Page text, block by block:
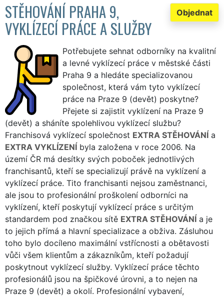
Objednat
STĚHOVÁNÍ PRAHA 9,
VYKLÍZECÍ PRÁCE A SLUŽBY
Potřebujete sehnat odborníky na kvalitní
a levné vyklízecí práce v městské části
Praha 9 a hledáte specializovanou
společnost, která vám tyto vyklízecí
práce na Praze 9 (devět) poskytne?
Přejete si zajistit vyklízení na Praze 9
(devět) a sháníte spolehlivou vyklízecí službu?
Franchisová vyklízecí společnost EXTRA STĚHOVÁNÍ a
EXTRA VYKLÍZENÍ byla založena v roce 2006. Na
území ČR má desítky svých poboček jednotlivých
franchisantů, kteří se specializují právě na vyklízení a
vyklízecí práce. Tito franchisanti nejsou zaměstnanci,
ale jsou to profesionální proškolení odborníci na
vyklízení, kteří poskytují vyklízecí práce s určitým
standardem pod značkou sítě EXTRA STĚHOVÁNÍ a je
to jejich přímá a hlavní specializace a obživa. Zásluhou
toho bylo docíleno maximální vstřícnosti a obětavosti
vůči všem klientům a zákazníkům, kteří požadují
poskytnout vyklízecí služby. Vyklízecí práce těchto
profesionálů jsou na špičkové úrovni, a to nejen na
Praze 9 (devět) a okolí. Profesionální vybavení,